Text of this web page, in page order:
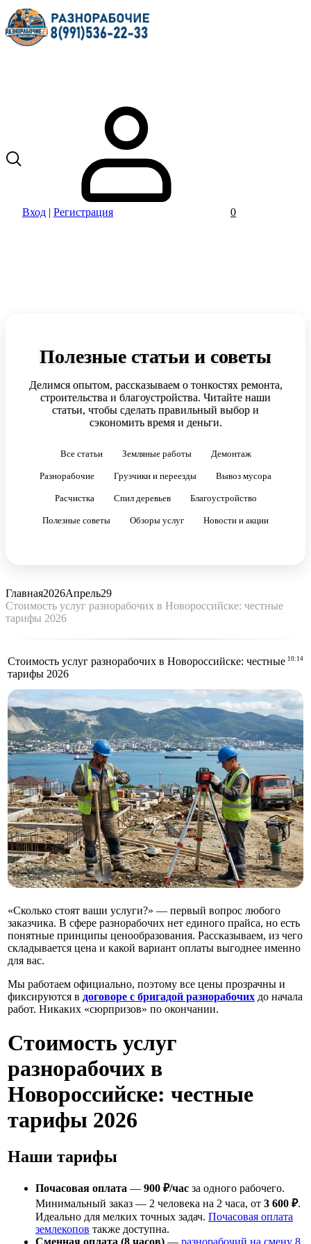
Вход | Регистрация 0
Полезные статьи и советы
Делимся опытом, рассказываем о тонкостях ремонта,
строительства и благоустройства. Читайте наши
статьи, чтобы сделать правильный выбор и
сэкономить время и деньги.
Все статьи Земляные работы Демонтаж
Разнорабочие Грузчики и переезды Вывоз мусора
Расчистка Спил деревьев Благоустройство
Полезные советы Обзоры услуг Новости и акции
Главная2026Апрель29
Стоимость услуг разнорабочих в Новороссийске: честные
тарифы 2026
10:14
Стоимость услуг разнорабочих в Новороссийске: честные
тарифы 2026
«Сколько стоят ваши услуги?» — первый вопрос любого
заказчика. В сфере разнорабочих нет единого прайса, но есть
понятные принципы ценообразования. Рассказываем, из чего
складывается цена и какой вариант оплаты выгоднее именно
для вас.
Мы работаем официально, поэтому все цены прозрачны и
фиксируются в договоре с бригадой разнорабочих до начала
работ. Никаких «сюрпризов» по окончании.
Стоимость услуг
разнорабочих в
Новороссийске: честные
тарифы 2026
Наши тарифы
Почасовая оплата — 900 ₽/час за одного рабочего.
Минимальный заказ — 2 человека на 2 часа, от 3 600 ₽.
Идеально для мелких точных задач. Почасовая оплата
землекопов также доступна.